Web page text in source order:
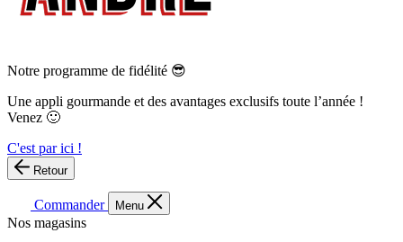
Notre programme de fidélité 😎
Une appli gourmande et des avantages exclusifs toute l’année !
Venez 🙂
C'est par ici !
Retour
Commander Menu
Nos magasins